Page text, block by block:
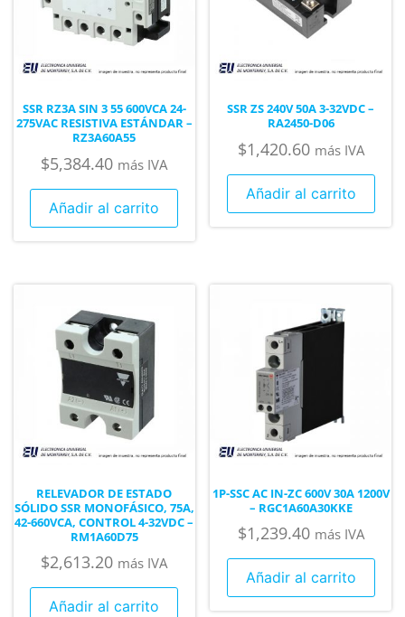
SSR RZ3A SIN 3 55 600VCA 24-
275VAC RESISTIVA ESTÁNDAR –
RZ3A60A55
$5,384.40 más IVA
Añadir al carrito
SSR ZS 240V 50A 3-32VDC –
RA2450-D06
$1,420.60 más IVA
Añadir al carrito
RELEVADOR DE ESTADO
SÓLIDO SSR MONOFÁSICO, 75A,
42-660VCA, CONTROL 4-32VDC –
RM1A60D75
$2,613.20 más IVA
Añadir al carrito
1P-SSC AC IN-ZC 600V 30A 1200V
– RGC1A60A30KKE
$1,239.40 más IVA
Añadir al carrito